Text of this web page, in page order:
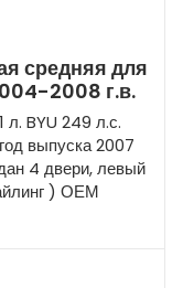
средняя для
2008 г.в.
л. BYU 249 л.с.
выпуска 2007
4 двери, левый
) ОЕМ